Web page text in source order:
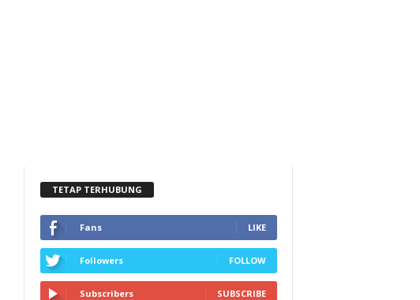
TETAP TERHUBUNG
Fans LIKE
Followers FOLLOW
Subscribers SUBSCRIBE